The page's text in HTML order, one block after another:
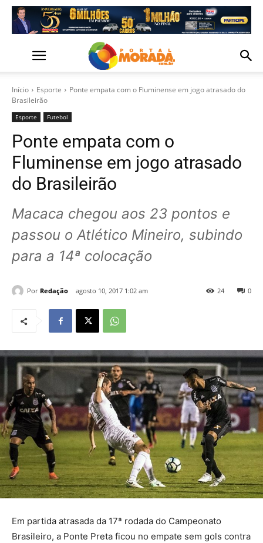
Início Esporte
Ponte empata com o Fluminense em jogo atrasado do
Brasileirão
Esporte Futebol
Ponte empata com o
Fluminense em jogo atrasado
do Brasileirão
Macaca chegou aos 23 pontos e
passou o Atlético Mineiro, subindo
para a 14ª colocação
Por Redação agosto 10, 2017 1:02 am 0
24
Em partida atrasada da 17ª rodada do Campeonato
Brasileiro, a Ponte Preta ficou no empate sem gols contra